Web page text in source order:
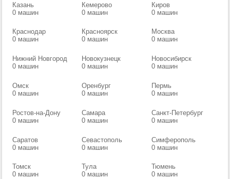
Казань
0 машин
Кемерово
0 машин
Киров
0 машин
Краснодар
0 машин
Красноярск
0 машин
Москва
0 машин
Нижний Новгород
0 машин
Новокузнецк
0 машин
Новосибирск
0 машин
Омск
0 машин
Оренбург
0 машин
Пермь
0 машин
Ростов-на-Дону
0 машин
Самара
0 машин
Санкт-Петербург
0 машин
Саратов
0 машин
Севастополь
0 машин
Симферополь
0 машин
Томск
0 машин
Тула
0 машин
Тюмень
0 машин